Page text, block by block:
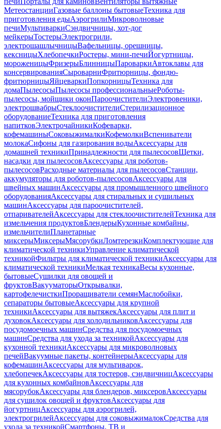
МетеостанцииГазовые баллоны бытовыеТехника для
приготовления едыАэрогрилиМикроволновые
печиМультиваркиСэндвичницы, хот-дог
мейкерыТостерыЭлектрогрили,
электрошашлычницыВафельницы, орешницы,
кексницыХлебопечкиРостеры, мини-печиЙогуртницы,
мороженицыФризерыБлинницыПароваркиАвтоклавы для
консервированияСыроварниФритюрницы, фондю-
фритюрницыЯйцеваркиПопкорницыТехника для
домаПылесосыПылесосы профессиональныеРоботы-
пылесосы, мойщики оконПароочистителиЭлектровеники,
электрошвабрыСтеклоочистителиСтерилизационное
оборудованиеТехника для приготовления
напитковЭлектрочайникиКофеварки,
кофемашиныСоковыжималкиКофемолкиВспениватели
молокаСифоны для газирования водыАксессуары для
домашней техникиПринадлежности для пылесосовЩетки,
насадки для пылесосовАксессуары для роботов-
пылесосовРасходные материалы для пылесосовСтанции,
аккумуляторы для роботов-пылесосовАксессуары для
швейных машинАксессуары для промышленного швейного
оборудованияАксессуары для стиральных и сушильных
машинАксессуары для пароочистителей,
отпаривателейАксессуары для стеклоочистителейТехника для
измельчения продуктовБлендерыКухонные комбайны,
измельчителиПланетарные
миксерыМиксерыМясорубкиЛомтерезкиКомплектующие для
климатической техникиУправление климатической
техникойФильтры для климатической техникиАксессуары для
климатической техникиМелкая техникаВесы кухонные,
бытовыеСушилки для овощей и
фруктовВакууматорыОткрывалки,
картофелечисткиПроращиватели семянМаслобойки,
сепараторы бытовыеАксессуары для крупной
техникиАксессуары для вытяжекАксессуары для плит и
духовокАксессуары для холодильниковАксессуары для
посудомоечных машинСредства для посудомоечных
машинСредства для ухода за техникойАксессуары для
кухонной техникиАксессуары для микроволновых
печейВакуумные пакеты, контейнерыАксессуары для
кофемашинАксессуары для мультиварок,
хлебопечекАксессуары для тостеров, сэндвичницАксессуары
для кухонных комбайновАксессуары для
мясорубокАксессуары для блендеров, миксеровАксессуары
для сушилок овощей и фруктовАксессуары для
йогуртницАксессуары для аэрогрилей,
электрогрилейАксессуары для соковыжималокСредства для
ухода за техникойСмартфоны, ТВ и